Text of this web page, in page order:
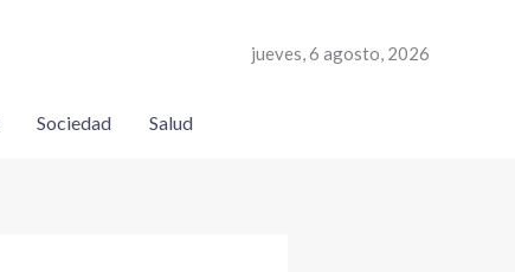
jueves, 6 agosto, 2026
Sociedad Salud